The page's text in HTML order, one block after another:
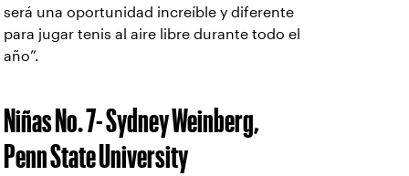
será una oportunidad increíble y diferente
para jugar tenis al aire libre durante todo el
año”.
Niñas No. 7- Sydney Weinberg,
Penn State University